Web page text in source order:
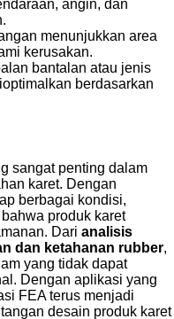
angin, dan
menunjukkan area
kerusakan.
bantalan atau jenis
berdasarkan
sangat penting dalam
karet. Dengan
berbagai kondisi,
produk karet
Dari analisis
dan ketahanan rubber,
yang tidak dapat
Dengan aplikasi yang
FEA terus menjadi
desain produk karet